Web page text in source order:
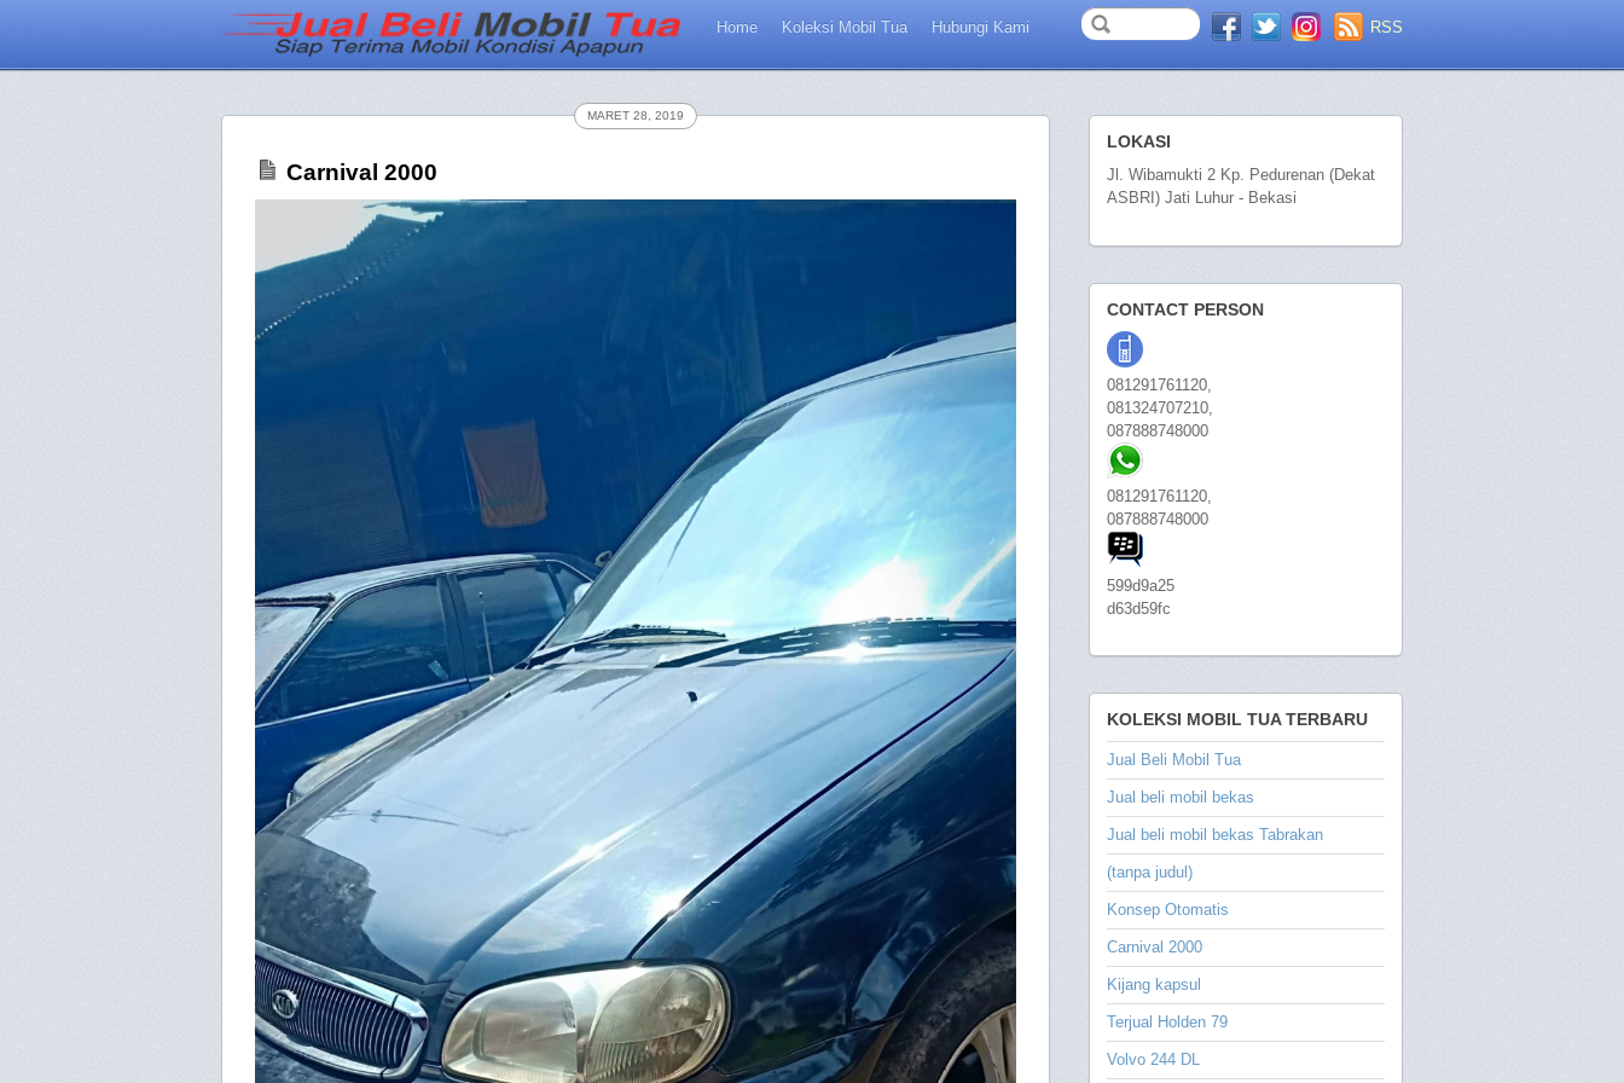
Home Koleksi Mobil Tua Hubungi Kami RSS
MARET 28, 2019
Carnival 2000
LOKASI
Jl. Wibamukti 2 Kp. Pedurenan (Dekat
ASBRI) Jati Luhur - Bekasi
CONTACT PERSON
081291761120,
081324707210,
087888748000
081291761120,
087888748000
599d9a25
d63d59fc
KOLEKSI MOBIL TUA TERBARU
Jual Beli Mobil Tua
Jual beli mobil bekas
Jual beli mobil bekas Tabrakan
(tanpa judul)
Konsep Otomatis
Carnival 2000
Kijang kapsul
Terjual Holden 79
Volvo 244 DL